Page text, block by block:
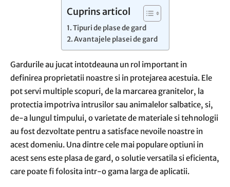
Cuprins articol
Tipuri de plase de gard
Avantajele plasei de gard
Gardurile au jucat intotdeauna un rol important in
definirea proprietatii noastre si in protejarea acestuia. Ele
pot servi multiple scopuri, de la marcarea granitelor, la
protectia impotriva intrusilor sau animalelor salbatice, si,
de-a lungul timpului, o varietate de materiale si tehnologii
au fost dezvoltate pentru a satisface nevoile noastre in
acest domeniu. Una dintre cele mai populare optiuni in
acest sens este plasa de gard, o solutie versatila si eficienta,
care poate fi folosita intr-o gama larga de aplicatii.